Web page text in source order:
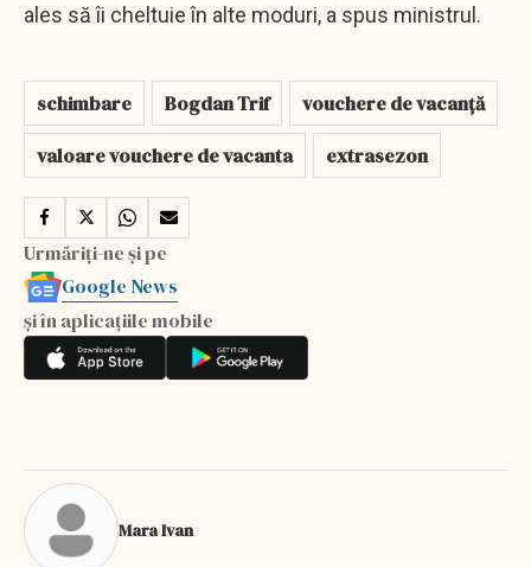
ales să îi cheltuie în alte moduri, a spus ministrul.
schimbare Bogdan Trif
vouchere de vacanță
valoare vouchere de vacanta
extrasezon
Urmăriți-ne și pe
Google News
și în aplicațiile mobile
Mara Ivan